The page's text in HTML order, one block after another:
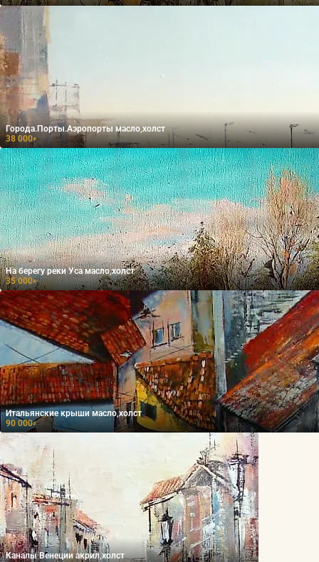
Города.Порты.Аэропорты масло,холст
38 000₽
На берегу реки Уса масло,холст
35 000₽
Итальянские крыши масло,холст
90 000₽
Каналы Венеции акрил,холст